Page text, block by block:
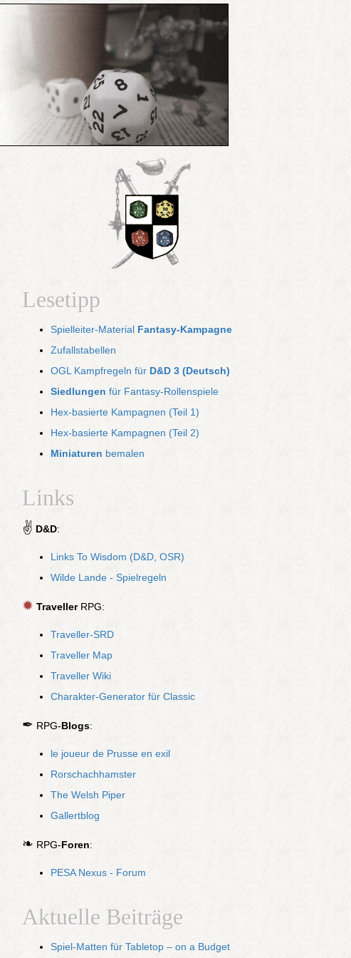
Lesetipp
Spielleiter-Material
Fantasy-Kampagne
Zufallstabellen
OGL Kampfregeln für D&D 3 (Deutsch)
Siedlungen für Fantasy-Rollenspiele
Hex-basierte Kampagnen (Teil 1)
Hex-basierte Kampagnen (Teil 2)
Miniaturen bemalen
Links
✌ D&D:
Links To Wisdom (D&D, OSR)
Wilde Lande - Spielregeln
✹ TravellerRPG:
Traveller-SRD
Traveller Map
Traveller Wiki
Charakter-Generator für Classic
✒ RPG- Blogs:
le joueur de Prusse en exil
Rorschachhamster
The Welsh Piper
Gallertblog
❧ RPG- Foren:
PESA Nexus - Forum
Aktuelle Beiträge
Spiel-Matten für Tabletop – on a Budget